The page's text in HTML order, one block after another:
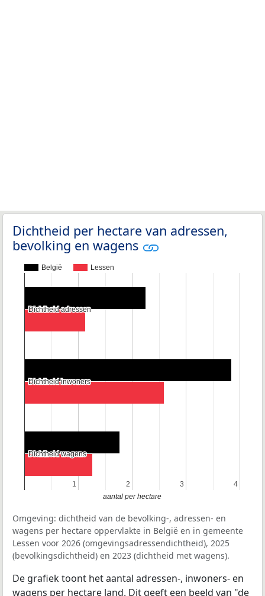
Dichtheid per hectare van adressen,
bevolking en wagens
België Lessen
1
1 2
2 3
3 4
4
Dichtheid adressen
Dichtheid adressen
Dichtheid inwoners
Dichtheid inwoners
Dichtheid wagens
Dichtheid wagens
aantal per hectare
Omgeving: dichtheid van de bevolking-, adressen- en
wagens per hectare oppervlakte in België en in gemeente
Lessen voor 2026 (omgevingsadressendichtheid), 2025
(bevolkingsdichtheid) en 2023 (dichtheid met wagens).
De grafiek toont het aantal adressen-, inwoners- en
wagens per hectare land. Dit geeft een beeld van "de